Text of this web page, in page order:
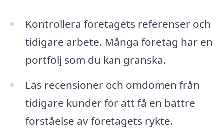
Kontrollera företagets referenser och
tidigare arbete. Många företag har en
portfölj som du kan granska.
Läs recensioner och omdömen från
tidigare kunder för att få en bättre
förståelse av företagets rykte.